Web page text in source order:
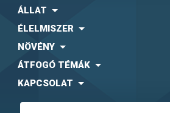
ÁLLAT
ÉLELMISZER
NÖVÉNY
ÁTFOGÓ TÉMÁK
KAPCSOLAT